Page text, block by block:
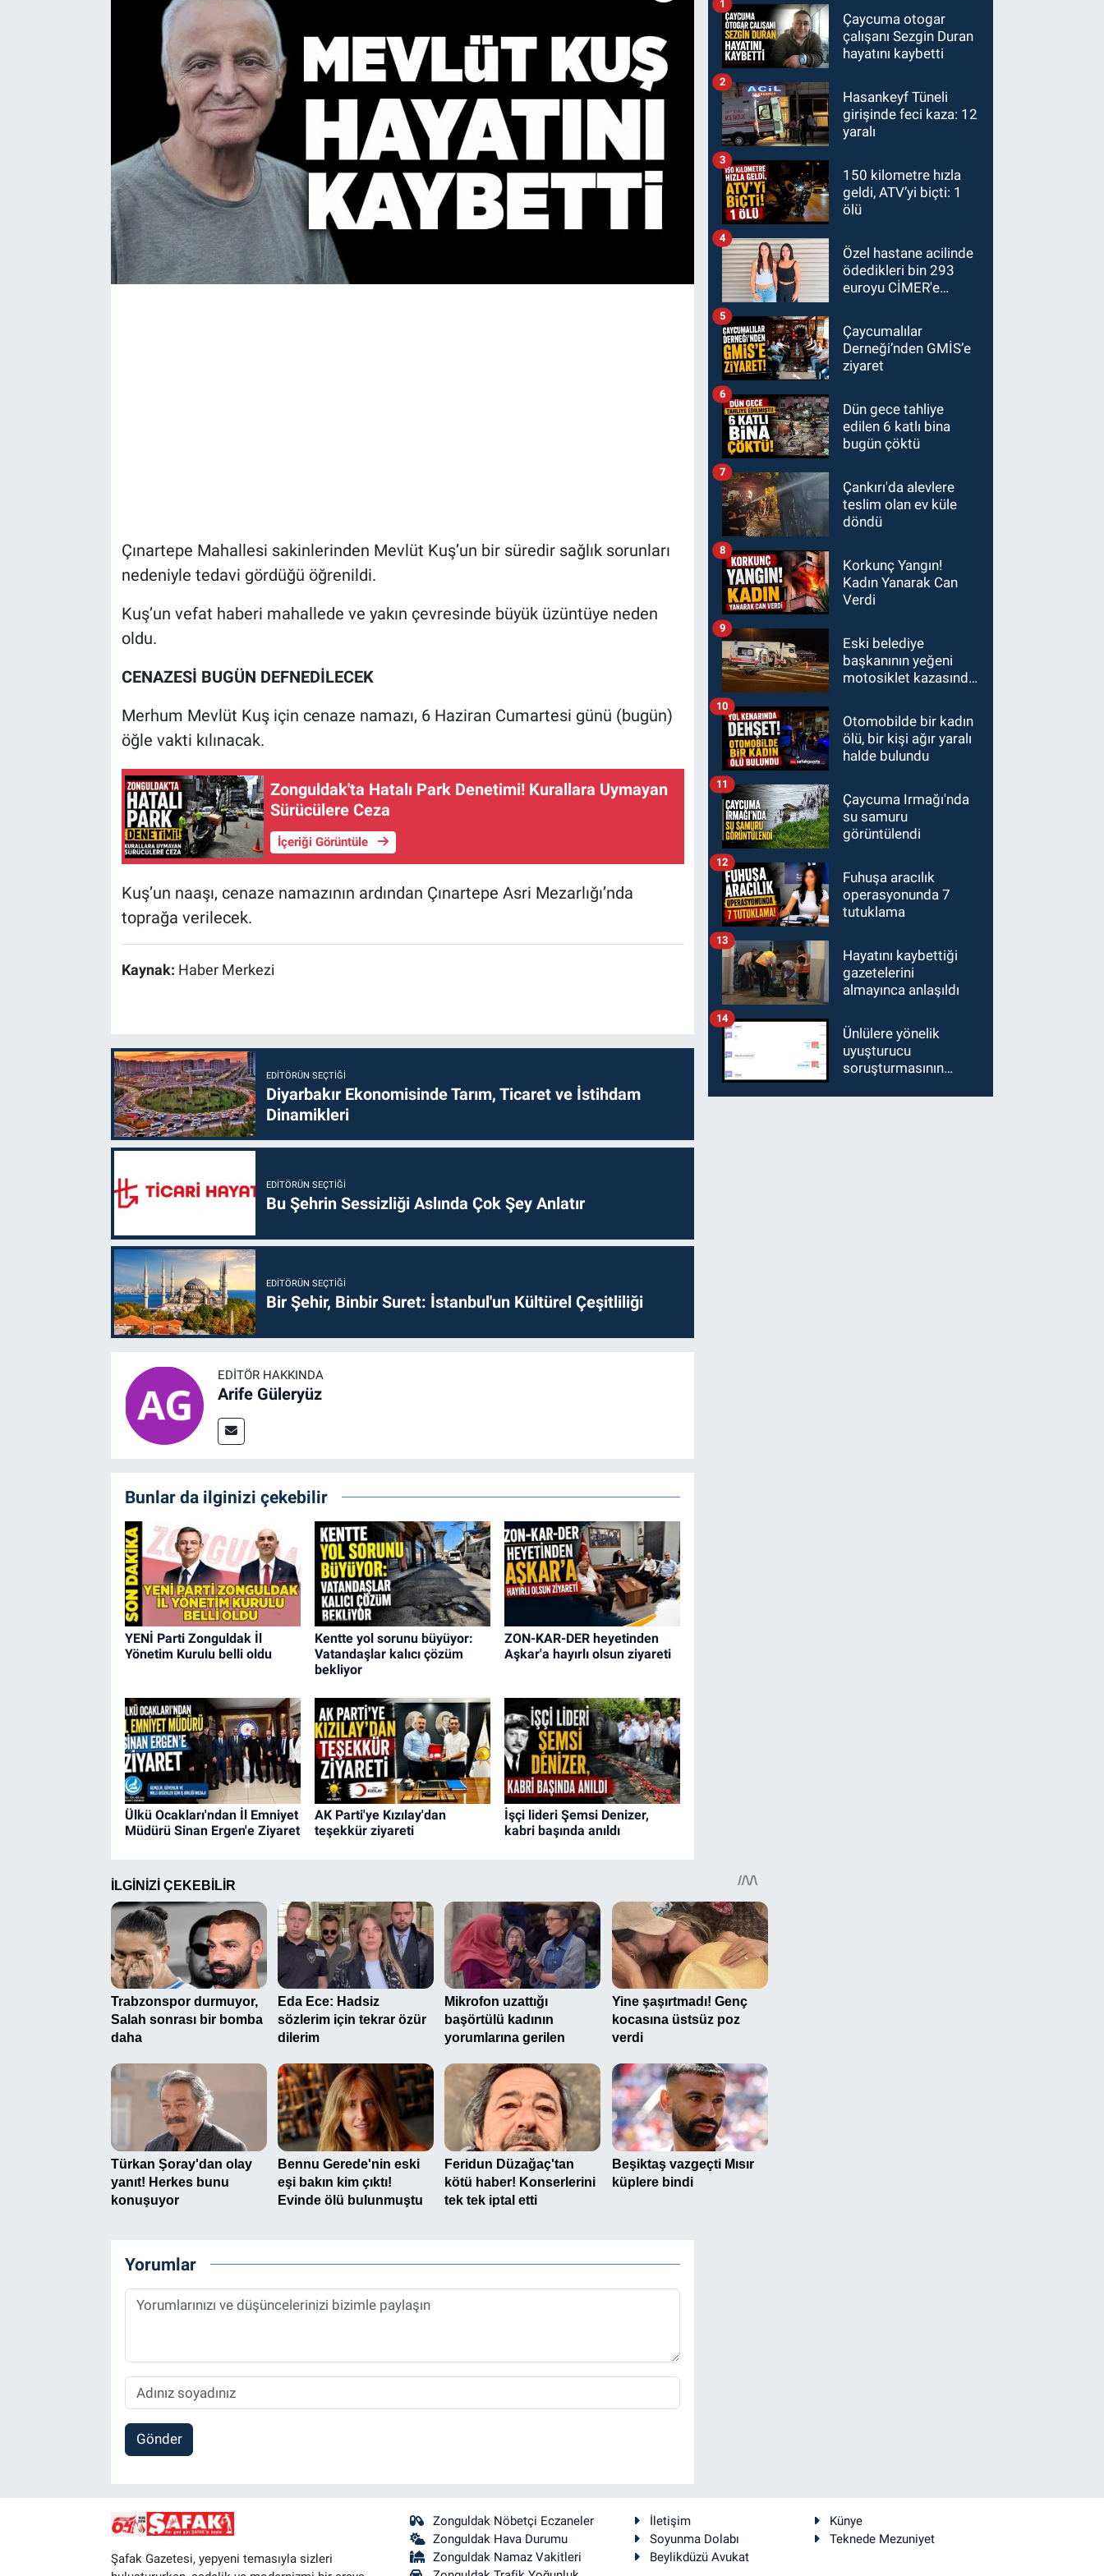
Çınartepe Mahallesi sakinlerinden Mevlüt Kuş’un bir süredir sağlık sorunları
nedeniyle tedavi gördüğü öğrenildi.
Kuş’un vefat haberi mahallede ve yakın çevresinde büyük üzüntüye neden
oldu.
CENAZESİ BUGÜN DEFNEDİLECEK
Merhum Mevlüt Kuş için cenaze namazı, 6 Haziran Cumartesi günü (bugün)
öğle vakti kılınacak.
Zonguldak'ta Hatalı Park Denetimi! Kurallara Uymayan
Sürücülere Ceza
İçeriği Görüntüle
Kuş’un naaşı, cenaze namazının ardından Çınartepe Asri Mezarlığı’nda
toprağa verilecek.
Kaynak: Haber Merkezi
EDITÖRÜN SEÇTIĞI
Diyarbakır Ekonomisinde Tarım, Ticaret ve İstihdam
Dinamikleri
EDITÖRÜN SEÇTIĞI
Bu Şehrin Sessizliği Aslında Çok Şey Anlatır
EDITÖRÜN SEÇTIĞI
Bir Şehir, Binbir Suret: İstanbul'un Kültürel Çeşitliliği
EDITÖR HAKKINDA
Arife Güleryüz
Bunlar da ilginizi çekebilir
YENİ Parti Zonguldak İl
Yönetim Kurulu belli oldu
Kentte yol sorunu büyüyor:
Vatandaşlar kalıcı çözüm
bekliyor
ZON-KAR-DER heyetinden
Aşkar'a hayırlı olsun ziyareti
Ülkü Ocakları'ndan İl Emniyet
Müdürü Sinan Ergen'e Ziyaret
AK Parti'ye Kızılay'dan
teşekkür ziyareti
İşçi lideri Şemsi Denizer,
kabri başında anıldı
Yorumlar
Gönder
Çaycuma otogar
çalışanı Sezgin Duran
hayatını kaybetti
1
Hasankeyf Tüneli
girişinde feci kaza: 12
yaralı
2
150 kilometre hızla
geldi, ATV’yi biçti: 1
ölü
3
Özel hastane acilinde
ödedikleri bin 293
euroyu CİMER'e
4
Çaycumalılar
Derneği’nden GMİS’e
ziyaret
5
Dün gece tahliye
edilen 6 katlı bina
bugün çöktü
6
Çankırı'da alevlere
teslim olan ev küle
döndü
7
Korkunç Yangın!
Kadın Yanarak Can
Verdi
8
Eski belediye
başkanının yeğeni
motosiklet kazasında
9
Otomobilde bir kadın
ölü, bir kişi ağır yaralı
halde bulundu
10
Çaycuma Irmağı'nda
su samuru
görüntülendi
11
Fuhuşa aracılık
operasyonunda 7
tutuklama
12
Hayatını kaybettiği
gazetelerini
almayınca anlaşıldı
13
Ünlülere yönelik
uyuşturucu
soruşturmasının
tutuklandı
14
Şafak Gazetesi, yepyeni temasıyla sizleri
Zonguldak Nöbetçi Eczaneler
Zonguldak Hava Durumu
Zonguldak Namaz Vakitleri
İletişim
Künye
Soyunma Dolabı
Teknede Mezuniyet
Beylikdüzü Avukat